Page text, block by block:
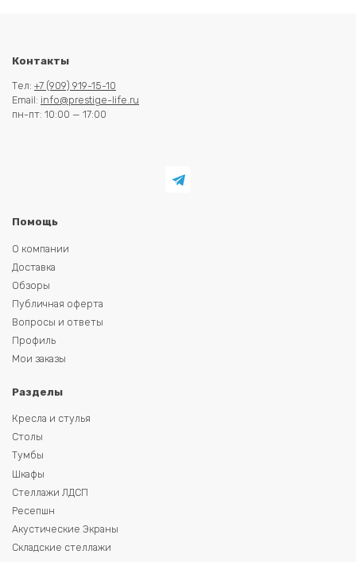
Контакты
Тел: +7 (909) 919-15-10
Email: info@prestige-life.ru
пн-пт: 10:00 — 17:00
Помощь
О компании
Доставка
Обзоры
Публичная оферта
Вопросы и ответы
Профиль
Мои заказы
Разделы
Кресла и стулья
Столы
Тумбы
Шкафы
Стеллажи ЛДСП
Ресепшн
Акустические Экраны
Складские стеллажи